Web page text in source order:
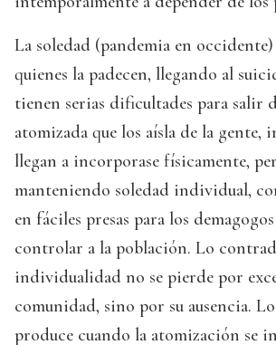
La soledad (pandemia en occidente)
quienes la padecen, llegando al
tienen serias dificultades para salir
atomizada que los aísla de la gente,
llegan a incorporase físicamente,
manteniendo soledad individual,
en fáciles presas para los
controlar a la población. Lo
individualidad no se pierde por
comunidad, sino por su ausencia.
produce cuando la atomización se